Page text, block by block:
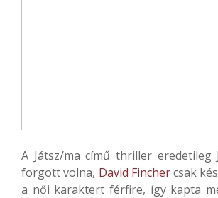
A Játsz/ma című thriller eredetileg
forgott volna, David Finchercsak
a női karaktert férfire, így kapta